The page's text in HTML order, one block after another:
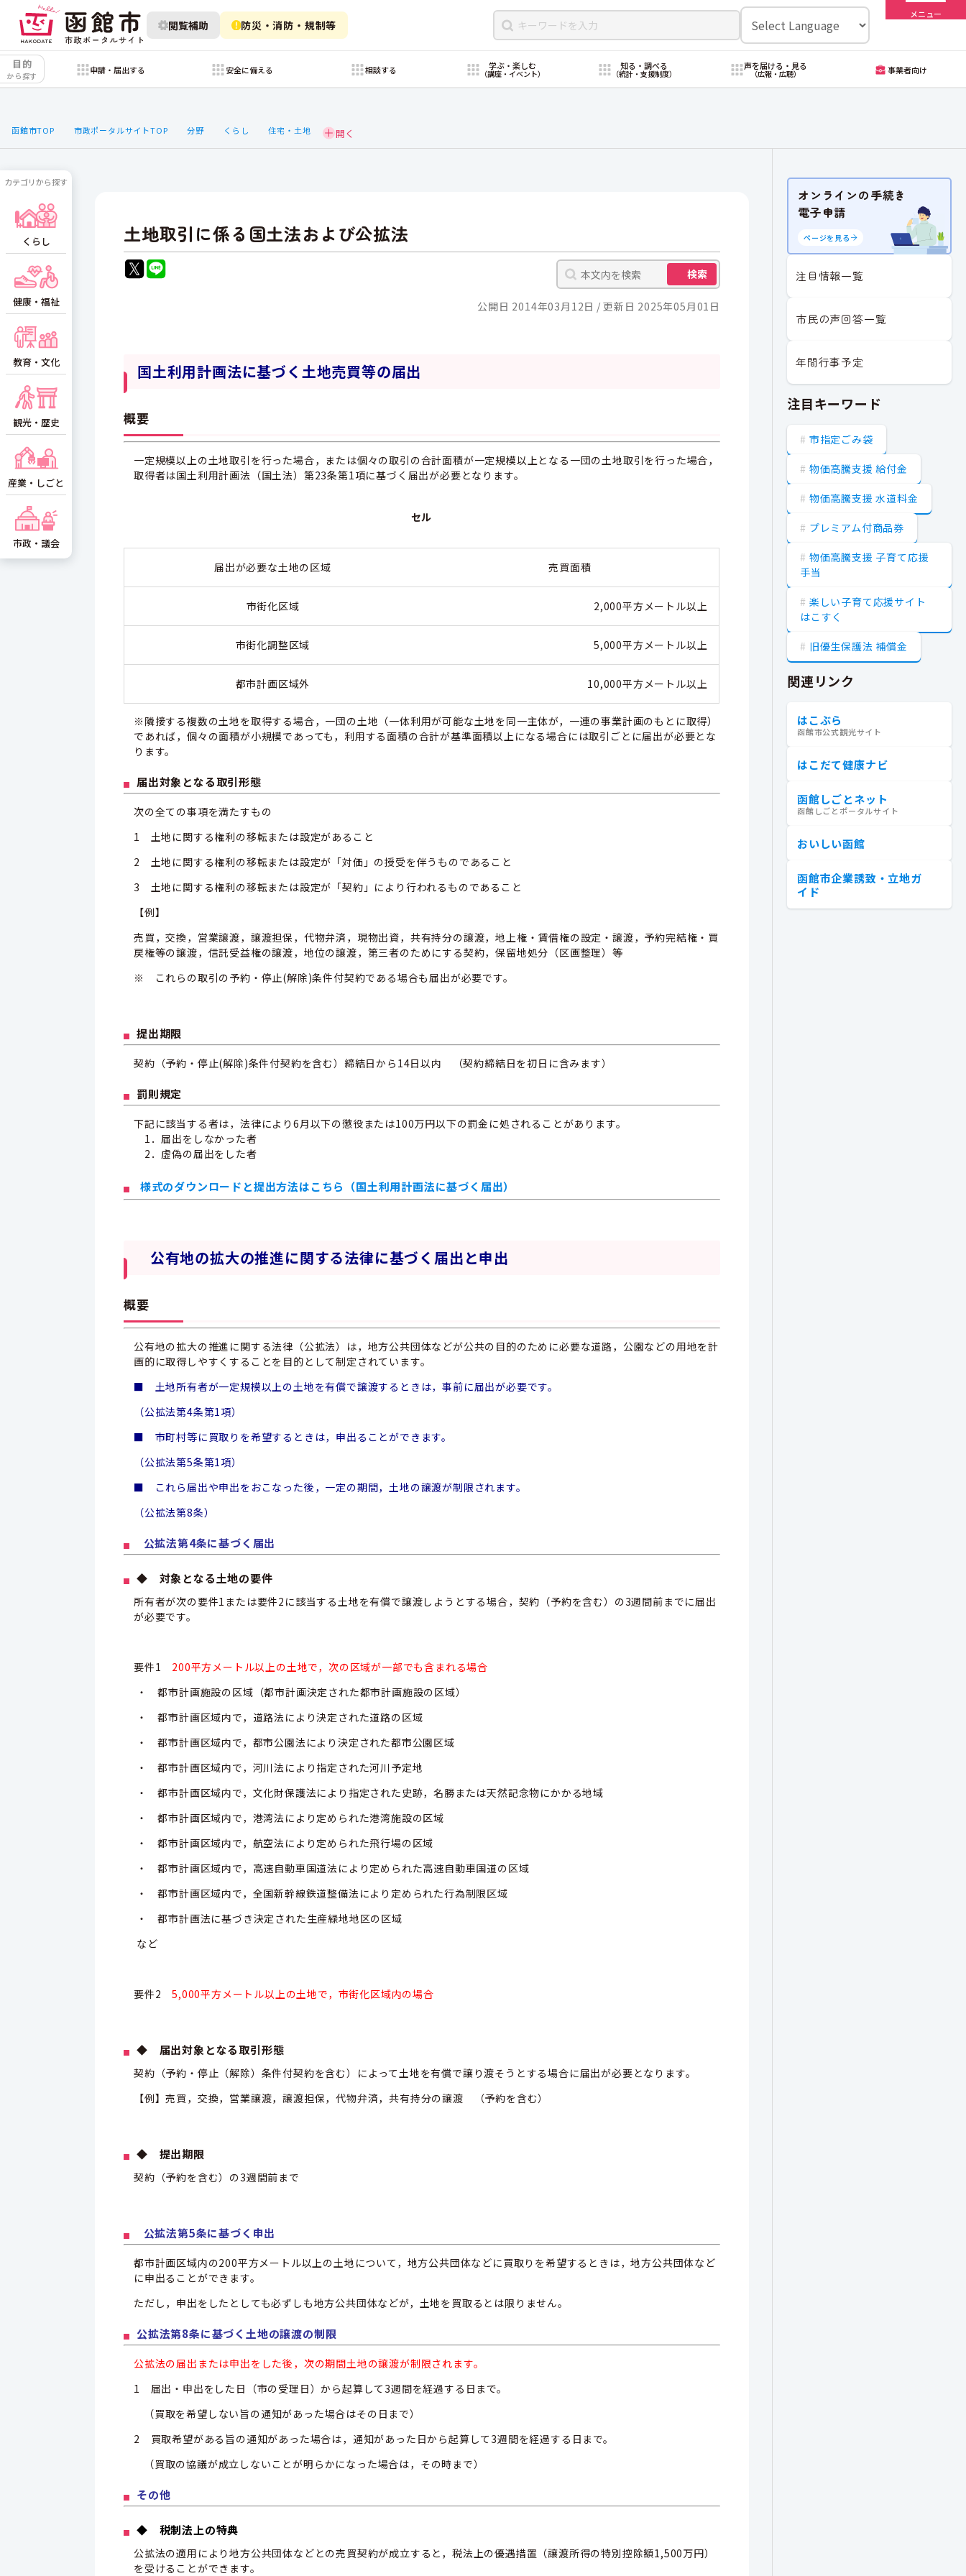
閲覧補助 防災・消防・規制等
メニュー
目的
から探す
申請・届出する 安全に備える 相談する 学ぶ・楽しむ
（講座・イベント）
知る・調べる
（統計・支援制度）
声を届ける・見る
（広報・広聴） 事業者向け
函館市TOP 市政ポータルサイトTOP 分野 くらし 住宅・土地
土地取引に係る国土法および公拡法
検索
公開日 2014年03月12日 更新日 2025年05月01日
国土利用計画法に基づく土地売買等の届出
概要
一定規模以上の土地取引を行った場合，または個々の取引の合計面積が一定規模以上となる一団の土地取引を行った場合，
取得者は国土利用計画法（国土法）第23条第1項に基づく届出が必要となります。
セル
届出が必要な土地の区域 売買面積
市街化区域 2,000平方メートル以上
市街化調整区域 5,000平方メートル以上
都市計画区域外 10,000平方メートル以上
※隣接する複数の土地を取得する場合，一団の土地（一体利用が可能な土地を同一主体が，一連の事業計画のもとに取得）
であれば，個々の面積が小規模であっても，利用する面積の合計が基準面積以上になる場合には取引ごとに届出が必要とな
ります。
届出対象となる取引形態
次の全ての事項を満たすもの
1 土地に関する権利の移転または設定があること
2 土地に関する権利の移転または設定が「対価」の授受を伴うものであること
3 土地に関する権利の移転または設定が「契約」により行われるものであること
【例】
売買，交換，営業譲渡，譲渡担保，代物弁済，現物出資，共有持分の譲渡，地上権・賃借権の設定・譲渡，予約完結権・買
戻権等の譲渡，信託受益権の譲渡，地位の譲渡，第三者のためにする契約，保留地処分（区画整理）等
※ これらの取引の予約・停止(解除)条件付契約である場合も届出が必要です。
提出期限
契約（予約・停止(解除)条件付契約を含む）締結日から14日以内 （契約締結日を初日に含みます）
罰則規定
下記に該当する者は，法律により6月以下の懲役または100万円以下の罰金に処されることがあります。
1．届出をしなかった者
2．虚偽の届出をした者
様式のダウンロードと提出方法はこちら（国土利用計画法に基づく届出）
公有地の拡大の推進に関する法律に基づく届出と申出
概要
公有地の拡大の推進に関する法律（公拡法）は，地方公共団体などが公共の目的のために必要な道路，公園などの用地を計
画的に取得しやすくすることを目的として制定されています。
■ 土地所有者が一定規模以上の土地を有償で譲渡するときは，事前に届出が必要です。
（公拡法第4条第1項）
■ 市町村等に買取りを希望するときは，申出ることができます。
（公拡法第5条第1項）
■ これら届出や申出をおこなった後，一定の期間，土地の譲渡が制限されます。
（公拡法第8条）
公拡法第4条に基づく届出
◆ 対象となる土地の要件
所有者が次の要件1または要件2に該当する土地を有償で譲渡しようとする場合，契約（予約を含む）の3週間前までに届出
が必要です。
要件1 200平方メートル以上の土地で，次の区域が一部でも含まれる場合
・ 都市計画施設の区域（都市計画決定された都市計画施設の区域）
・ 都市計画区域内で，道路法により決定された道路の区域
・ 都市計画区域内で，都市公園法により決定された都市公園区域
・ 都市計画区域内で，河川法により指定された河川予定地
・ 都市計画区域内で，文化財保護法により指定された史跡，名勝または天然記念物にかかる地域
・ 都市計画区域内で，港湾法により定められた港湾施設の区域
・ 都市計画区域内で，航空法により定められた飛行場の区域
・ 都市計画区域内で，高速自動車国道法により定められた高速自動車国道の区域
・ 都市計画区域内で，全国新幹線鉄道整備法により定められた行為制限区域
・ 都市計画法に基づき決定された生産緑地地区の区域
など
要件25,000平方メートル以上の土地で，市街化区域内の場合
◆ 届出対象となる取引形態
契約（予約・停止（解除）条件付契約を含む）によって土地を有償で譲り渡そうとする場合に届出が必要となります。
【例】売買，交換，営業譲渡，譲渡担保，代物弁済，共有持分の譲渡 （予約を含む）
◆ 提出期限
契約（予約を含む）の3週間前まで
公拡法第5条に基づく申出
都市計画区域内の200平方メートル以上の土地について，地方公共団体などに買取りを希望するときは，地方公共団体など
に申出ることができます。
ただし，申出をしたとしても必ずしも地方公共団体などが，土地を買取るとは限りません。
公拡法第8条に基づく土地の譲渡の制限
公拡法の届出または申出をした後，次の期間土地の譲渡が制限されます。
1 届出・申出をした日（市の受理日）から起算して3週間を経過する日まで。
（買取を希望しない旨の通知があった場合はその日まで）
2 買取希望がある旨の通知があった場合は，通知があった日から起算して3週間を経過する日まで。
（買取の協議が成立しないことが明らかになった場合は，その時まで）
その他
◆ 税制法上の特典
公拡法の適用により地方公共団体などとの売買契約が成立すると，税法上の優遇措置（譲渡所得の特別控除額1,500万円）
を受けることができます。
カテゴリから探す
くらし
健康・福祉
教育・文化
観光・歴史
産業・しごと
市政・議会
オンラインの手続き
電子申請
ページを見る
注目情報一覧
市民の声回答一覧
年間行事予定
注目キーワード
市指定ごみ袋
物価高騰支援 給付金
物価高騰支援 水道料金
プレミアム付商品券
物価高騰支援 子育て応援
手当
楽しい子育て応援サイト
はこすく
旧優生保護法 補償金
関連リンク
はこぶら
函館市公式観光サイト
はこだて健康ナビ
函館しごとネット
函館しごとポータルサイト
おいしい函館
函館市企業誘致・立地ガ
イド